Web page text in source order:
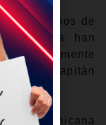
Muchos de
nunca han
probablemente
del capitán
Dominicana